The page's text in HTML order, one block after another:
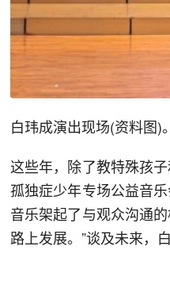
白玮成演出现场(资料图)
这些年，除了教特殊孩
孤独症少年专场公益音
音乐架起了与观众沟通
路上发展。”谈及未来，